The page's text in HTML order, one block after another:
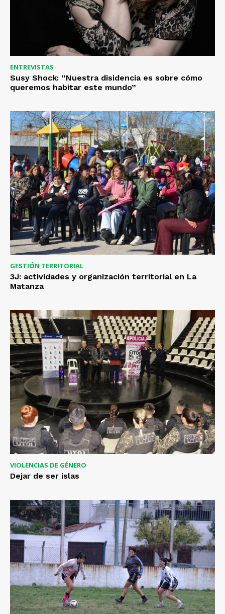
ENTREVISTAS
Susy Shock: “Nuestra disidencia es sobre cómo
queremos habitar este mundo”
GESTIÓN TERRITORIAL
3J: actividades y organización territorial en La
Matanza
VIOLENCIAS DE GÉNERO
Dejar de ser islas